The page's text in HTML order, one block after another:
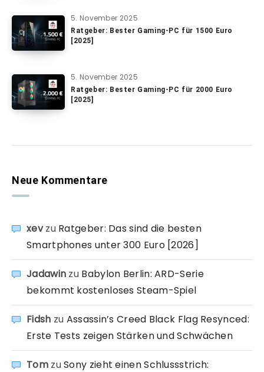
5. November 2025
Ratgeber: Bester Gaming-PC für 1500 Euro
[2025]
5. November 2025
Ratgeber: Bester Gaming-PC für 2000 Euro
[2025]
Neue Kommentare
xevzu Ratgeber: Das sind die besten
Smartphones unter 300 Euro [2026]
Jadawin zu Babylon Berlin: ARD-Serie
bekommt kostenloses Steam-Spiel
Fidsh zu Assassin’s Creed Black Flag Resynced:
Erste Tests zeigen Stärken und Schwächen
TomzuSony zieht einen Schlussstrich: